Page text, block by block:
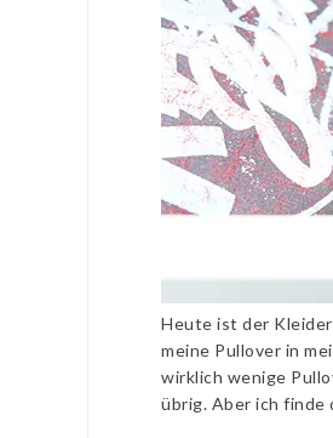
Heute ist der
meine Pullover in
wirklich wenige
übrig. Aber ich finde